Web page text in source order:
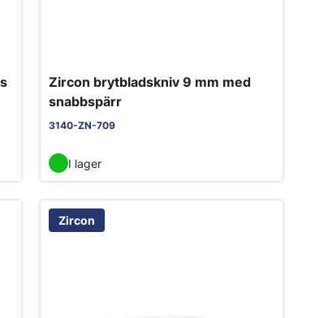
Zircon brytbladskniv 9 mm med
snabbspärr
3140-ZN-709
I lager
Zircon